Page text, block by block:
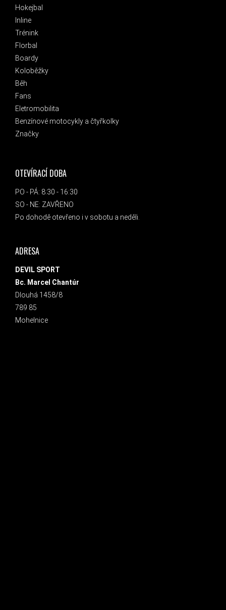
Hokejbal
Inline
Trénink
Florbal
Boardy
Koloběžky
Běh
Fans
Eletromobilita
Benzínové motocykly a čtyřkolky
Značky
OTEVÍRACÍ DOBA
PO - PÁ: 8:30 - 16:30
SO - NE: ZAVŘENO
Po dohodě otevřeno i v sobotu a neděli.
ADRESA
DEVIL SPORT
Bc. Marcel Chantúr
Dlouhá 1458/8
789 85
Mohelnice